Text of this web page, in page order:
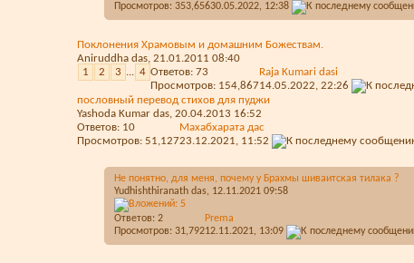
Просмотров: 353,65630.05.2022, 12:38
Поклонения Храмовым и домашним Божествам.
Aniruddha das, 21.01.2011 08:40
1
2 3 ... 4 Ответов: 73
Просмотров: 154,867
Raja Kumari dasi
14.05.2022, 22:26
пословный перевод стихов для пуджи
Yashoda Kumar das, 20.04.2013 16:52
Ответов: 10
Просмотров: 51,127
Махабхарата дас
23.12.2021, 11:52
Не понятно, для меня, почему у Брахмы шиваитская тилака ?
Yudhishthiranath das, 12.11.2021 09:58
Ответов: 2
Просмотров: 31,792
Prema
12.11.2021, 13:09